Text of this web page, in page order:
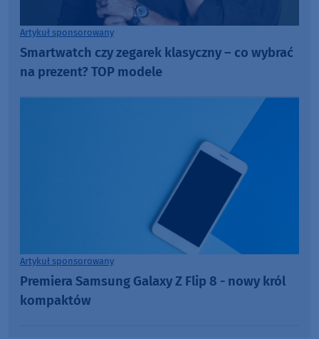
Artykuł sponsorowany
Smartwatch czy zegarek klasyczny – co wybrać
na prezent? TOP modele
Artykuł sponsorowany
Premiera Samsung Galaxy Z Flip 8 - nowy król
kompaktów